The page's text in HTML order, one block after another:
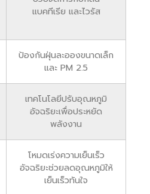
แบคทีเรีย และไวรัส
ป้องกันฝุ่นละอองขนาดเล็ก
และ PM 2.5
เทคโนโลยีปรับอุณหภูมิ
อัจฉริยะเพื่อประหยัด
พลังงาน
โหมดเร่งความเย็นเร็ว
อัจฉริยะช่วยลดอุณหภูมิให้
เย็นเร็วทันใจ